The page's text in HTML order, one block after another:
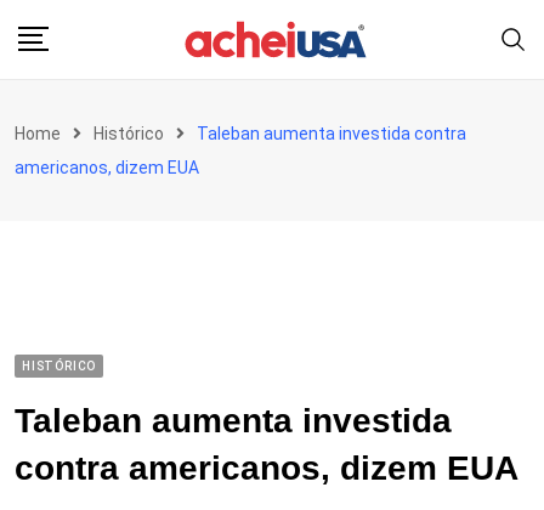
Home Histórico
Taleban aumenta investida contra
americanos, dizem EUA
HISTÓRICO
Taleban aumenta investida
contra americanos, dizem EUA